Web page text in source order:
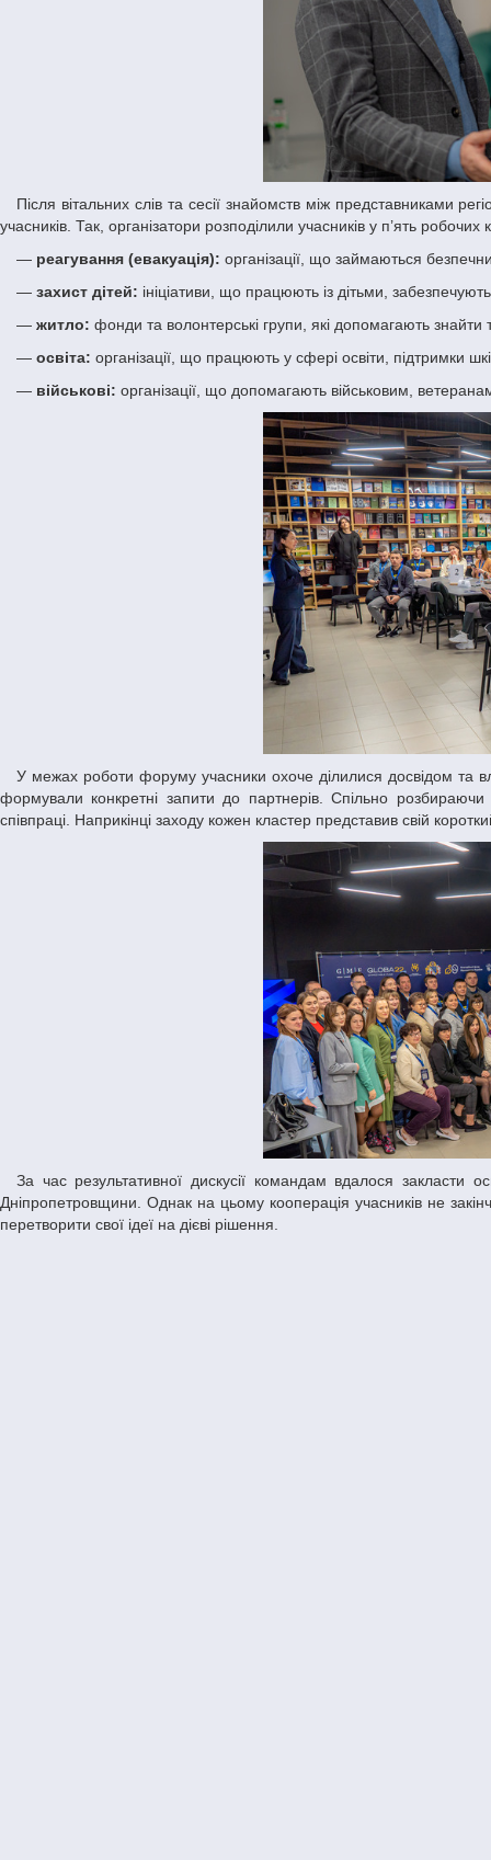
Після вітальних слів та сесії знайомств між представниками регіональних організацій розпочалося спільне визначення викликів та кластеризація
учасників. Так, організатори розподілили учасників у п’ять
реагування (евакуація): організації, що займаються
захист дітей: ініціативи, що працюють із дітьми,
житло: фонди та волонтерські групи, які допомагають
освіта: організації, що працюють у сфері освіти, підтримки
військові: організації, що допомагають військовим,
У межах роботи форуму учасники охоче ділилися досвідом та власними напрацюваннями. Разом аналізували слабкі місця кожного напряму та
формували конкретні запити до партнерів. Спільно
співпраці. Наприкінці заходу кожен кластер представив свій
За час результативної дискусії командам вдалося закласти основу для змін та покращення перспектив ініціативного громадського сектору
Дніпропетровщини. Однак на цьому кооперація учасників не
перетворити свої ідеї на дієві рішення.